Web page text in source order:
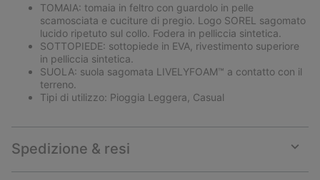
TOMAIA: tomaia in feltro con guardolo in pelle
scamosciata e cuciture di pregio. Logo SOREL sagomato
lucido ripetuto sul collo. Fodera in pelliccia sintetica.
SOTTOPIEDE: sottopiede in EVA, rivestimento superiore
in pelliccia sintetica.
SUOLA: suola sagomata LIVELYFOAM™ a contatto con il
terreno.
Tipi di utilizzo: Pioggia Leggera, Casual
Spedizione & resi
or